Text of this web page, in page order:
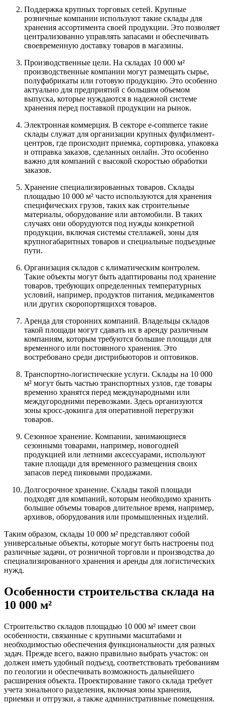
Поддержка крупных торговых сетей. Крупные
розничные компании используют такие склады для
хранения ассортимента своей продукции. Это позволяет
централизованно управлять запасами и обеспечивать
своевременную доставку товаров в магазины.
Производственные цели. На складах 10 000 м²
производственные компании могут размещать сырье,
полуфабрикаты или готовую продукцию. Это особенно
актуально для предприятий с большим объемом
выпуска, которые нуждаются в надежной системе
хранения перед поставкой продукции на рынок.
Электронная коммерция. В секторе e-commerce такие
склады служат для организации крупных фулфилмент-
центров, где происходит приемка, сортировка, упаковка
и отправка заказов, сделанных онлайн. Это особенно
важно для компаний с высокой скоростью обработки
заказов.
Хранение специализированных товаров. Склады
площадью 10 000 м² часто используются для хранения
специфических грузов, таких как строительные
материалы, оборудование или автомобили. В таких
случаях они оборудуются под нужды конкретной
продукции, включая системы стеллажей, зоны для
крупногабаритных товаров и специальные подъездные
пути.
Организация складов с климатическим контролем.
Такие объекты могут быть адаптированы под хранение
товаров, требующих определенных температурных
условий, например, продуктов питания, медикаментов
или других скоропортящихся товаров.
Аренда для сторонних компаний. Владельцы складов
такой площади могут сдавать их в аренду различным
компаниям, которым требуются большие площади для
временного или постоянного хранения. Это
востребовано среди дистрибьюторов и оптовиков.
Транспортно-логистические услуги. Склады на 10 000
м² могут быть частью транспортных узлов, где товары
временно хранятся перед международными или
междугородними перевозками. Здесь организуются
зоны кросс-докинга для оперативной перегрузки
товаров.
Сезонное хранение. Компании, занимающиеся
сезонными товарами, например, новогодней
продукцией или летними аксессуарами, используют
такие площади для временного размещения своих
запасов перед пиковыми продажами.
Долгосрочное хранение. Склады такой площади
подходят для компаний, которым необходимо хранить
большие объемы товаров длительное время, например,
архивов, оборудования или промышленных изделий.
Таким образом, склады 10 000 м² представляют собой
универсальные объекты, которые могут быть настроены под
различные задачи, от розничной торговли и производства до
специализированного хранения и аренды для логистических
нужд.
Особенности строительства склада на
10 000 м²
Строительство складов площадью 10 000 м² имеет свои
особенности, связанные с крупными масштабами и
необходимостью обеспечения функциональности для разных
задач. Прежде всего, важно правильно выбрать участок: он
должен иметь удобный подъезд, соответствовать требованиям
по геологии и обеспечивать возможность дальнейшего
расширения объекта. Проектирование такого склада требует
учета зонального разделения, включая зоны хранения,
приемки и отгрузки, а также административные помещения.